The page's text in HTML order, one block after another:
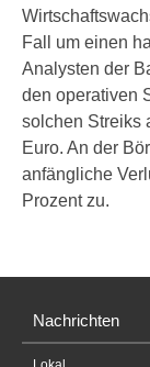
Fall um einen
Analysten der
den operativen
solchen Streiks
Euro. An der
anfängliche
Prozent zu.
Nachrichten